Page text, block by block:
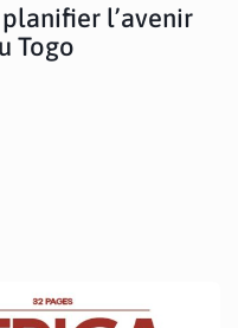
l’avenir
Togo